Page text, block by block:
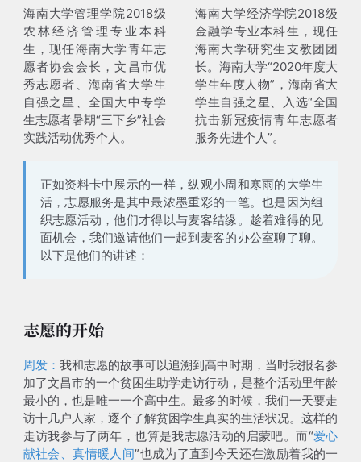
海南大学管理学院2018级
农林经济管理专业本科
生，现任海南大学青年志
愿者协会会长，文昌市优
秀志愿者、海南省大学生
自强之星、全国大中专学
生志愿者暑期“三下乡”社会
实践活动优秀个人。
海南大学经济学院2018级
金融学专业本科生，现任
海南大学研究生支教团团
长。海南大学“2020年度大
学生年度人物”，海南省大
学生自强之星、入选“全国
抗击新冠疫情青年志愿者
服务先进个人”。
正如资料卡中展示的一样，纵观小周和寒雨的大学生
活，志愿服务是其中最浓墨重彩的一笔。也是因为组
织志愿活动，他们才得以与麦客结缘。趁着难得的见
面机会，我们邀请他们一起到麦客的办公室聊了聊。
以下是他们的讲述：
志愿的开始
周发： 我和志愿的故事可以追溯到高中时期，当时我报名参
加了文昌市的一个贫困生助学走访行动，是整个活动里年龄
最小的，也是唯一一个高中生。最多的时候，我们一天要走
访十几户人家，逐个了解贫困学生真实的生活状况。这样的
走访我参与了两年，也算是我志愿活动的启蒙吧。而“爱心
献社会、真情暖人间”也成为了直到今天还在激励着我的一